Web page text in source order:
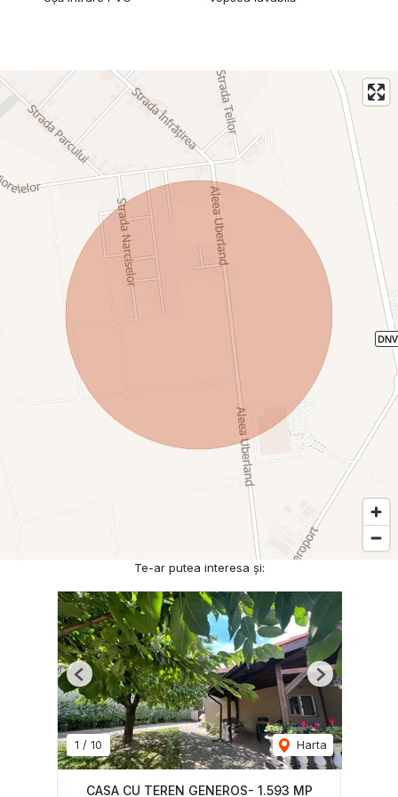
Te-ar putea interesa și:
1 / 10 Harta
Previous Next
CASA CU TEREN GENEROS- 1.593 MP